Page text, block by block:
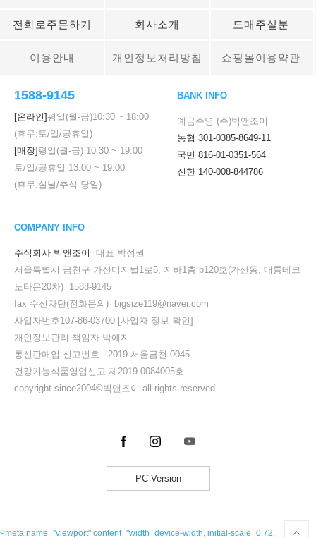
전화로주문하기 회사소개 도매주실분
이용안내 개인정보처리방침 쇼핑몰이용약관
1588-9145
[온라인] 평일(월-금)10:30 ~ 18:00
(휴무:토/일/공휴일)
[매장] 평일(월-금) 10:30 ~ 19:00
토/일/공휴일 13:00 ~ 19:00
(휴무:설날/추석 당일)
BANK INFO
예금주명 (주)빅앤조이
농협 301-0385-8649-11
국민 816-01-0351-564
신한 140-008-844786
COMPANY INFO
주식회사 빅앤조이
대표 박성권
서울특별시 금천구 가산디지털1로5, 지하1층 b120호(가산동, 대륭테크
노타운20차) 1588-9145
fax 수신차단(전화문의) bigsize119@naver.com
사업자번호107-86-03700 [사업자 정보 확인]
개인정보관리 책임자 박예지
통신판매업 신고번호 : 2019-서울금천-0045
건강기능식품영업신고 제2019-0084005호
copyright since2004©빅앤조이 all rights reserved.
PC Version
<meta name="viewport" content="width=device-width, initial-scale=0.72,